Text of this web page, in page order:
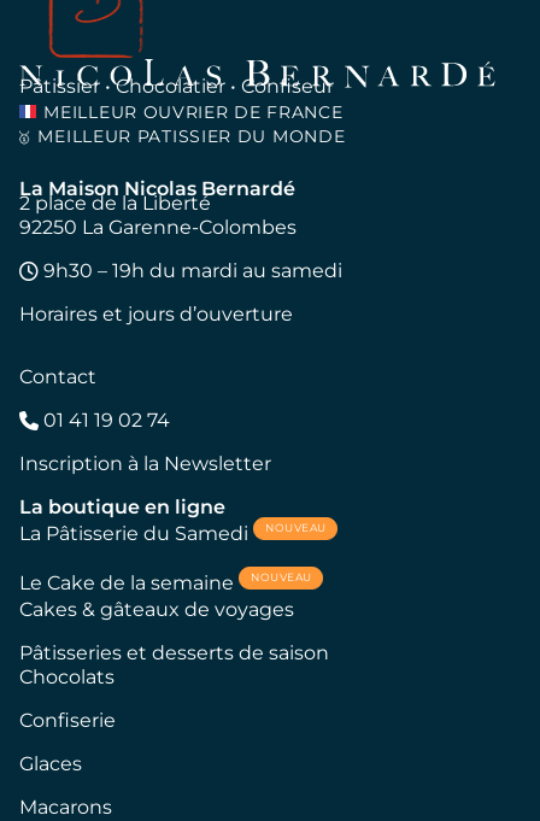
Pâtissier • Chocolatier • Confiseur
MEILLEUR OUVRIER DE FRANCE
🥇 MEILLEUR PATISSIER DU MONDE
La Maison Nicolas Bernardé
2 place de la Liberté
92250 La Garenne-Colombes
9h30 – 19h du mardi au samedi
Horaires et jours d’ouverture
Contact
01 41 19 02 74
Inscription à la Newsletter
La boutique en ligne
La Pâtisserie du Samedi
NOUVEAU
Le Cake de la semaine NOUVEAU
Cakes & gâteaux de voyages
Pâtisseries et desserts de saison
Chocolats
Confiserie
Glaces
Macarons